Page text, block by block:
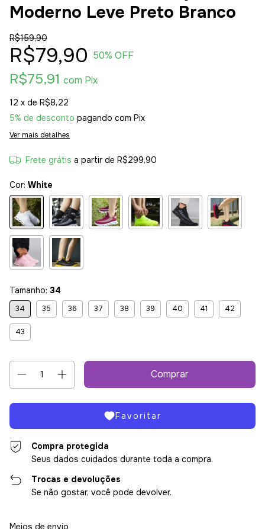
Moderno Leve Preto Branco
R$159,90
R$79,90 50% OFF
R$75,91 com Pix
12 x de R$8,22
5% de desconto pagando com Pix
Ver mais detalhes
Frete grátis a partir de R$299,90
Cor: White
Tamanho: 34
34 35 36 37 38 39 40 41 42
43
Favoritar
Compra protegida
Seus dados cuidados durante toda a compra.
Trocas e devoluções
Se não gostar, você pode devolver.
Entregas para o CEP:
Meios de envio